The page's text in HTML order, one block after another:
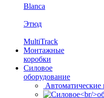
Blanca
Этюд
MultiTrack
Монтажные
коробки
Силовое
оборудование
Автоматические